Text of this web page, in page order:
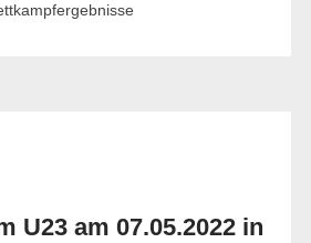
U23 am 07.05.2022 in